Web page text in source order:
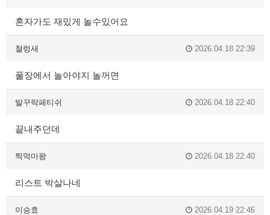
혼자가도 재밌게 놀수있어요
철렁새 2026.04.18 22:39
풀장에서 놀아야지 놀꺼면
발꾸락페티쉬 2026.04.18 22:40
끝내주던데
찍먹마왕 2026.04.18 22:40
리스트 박살나네
이승효 2026.04.19 22:46